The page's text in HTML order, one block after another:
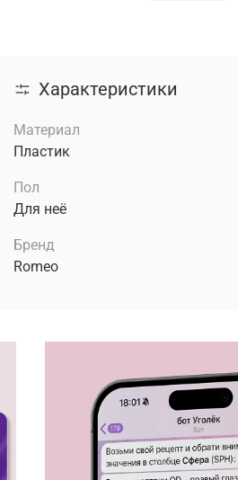
Характеристики
Материал
Пластик
Пол
Для неё
Бренд
Romeo